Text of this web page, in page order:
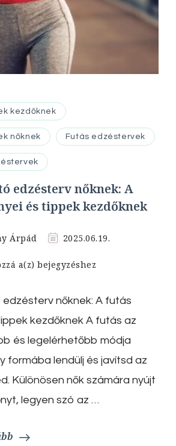
kezdőknek
nőknek Futás edzéstervek
edzésterv nőknek: A
és tippek kezdőknek
Árpád 2025.06.19.
a(z)Kezdő
nőknek:
futás
előnyei
tippek
kezdőknek
bejegyzéshez
edzésterv nőknek: A futás
kezdőknek A futás az
és legelérhetőbb módja
formába lendülj és javítsd az
Különösen nők számára nyújt
legyen szó az …